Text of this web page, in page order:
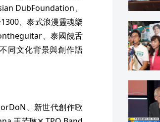
DubFoundation、
、泰式浪漫靈魂樂
、泰國饒舌
同文化背景與創作語
、新世代創作歌